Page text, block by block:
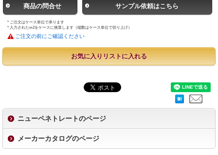
商品の問合せ サンプル依頼はこちら
* ご注文はケース単位で承ります
* 入力されたm2をケースに換算します（端数はケース単位で切り上げ）
ご注文の前にご確認ください
お気に入りリストに入れる
ニューペネトレートのページ
メーカーカタログのページ